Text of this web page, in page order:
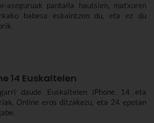
aseguruak pantaila hautsien, matxuren
babesa eskaintzen du, eta ez du
14 Euskaltelen
daude Euskaltelen iPhone 14 eta
Online eros ditzakezu, eta 24 epetan